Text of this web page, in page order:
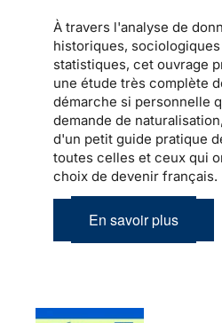
À travers l'analyse de
historiques,
statistiques, cet ouvrage
une étude très complète
démarche si personnelle
demande de
d'un petit guide pratique
toutes celles et ceux qui
choix de devenir français.
En savoir plus